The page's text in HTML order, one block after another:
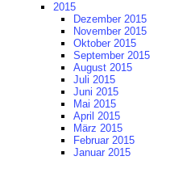
2015
Dezember 2015
November 2015
Oktober 2015
September 2015
August 2015
Juli 2015
Juni 2015
Mai 2015
April 2015
März 2015
Februar 2015
Januar 2015